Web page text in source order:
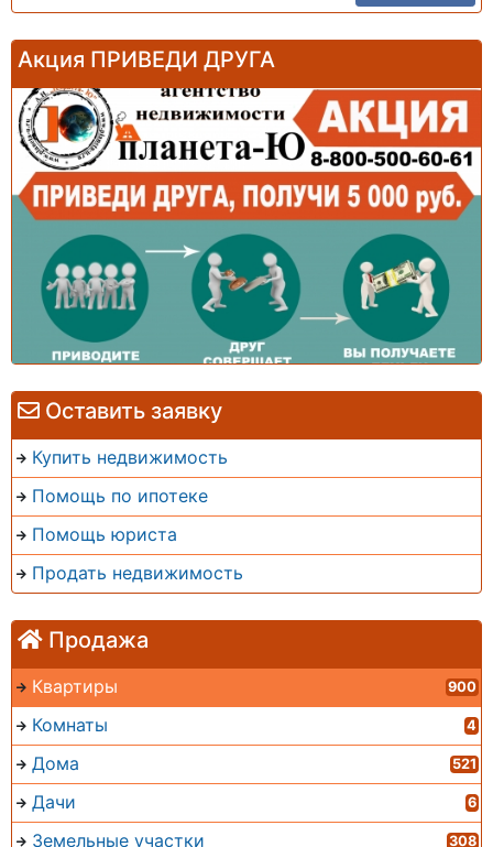
Оставить заявку
Купить недвижимость
Помощь по ипотеке
Помощь юриста
Продать недвижимость
Продажа
Квартиры 900
Комнаты 4
Дома 521
Дачи 6
Земельные участки 308
Акция ПРИВЕДИ ДРУГА